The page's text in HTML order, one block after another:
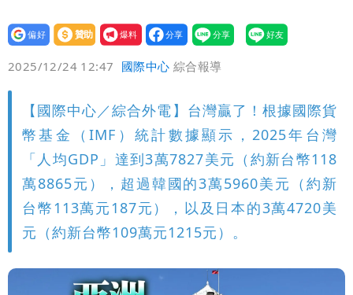
超Man
駐英台北代表處徵助理 薪資99K！工作
內容讓人看傻
白海豚明恐海警！全台大雨3天「這區下
到紫爆」
苦茶癌油｜威加2老闆交保！採購、中間
商羈押禁見
設為
贊助
我要
爆料
2025/12/24 12:47 國際中心 綜合報導
【國際中心／綜合外電】台灣贏了！根據國際貨
幣基金（IMF）統計數據顯示，2025年台灣
「人均GDP」達到3萬7827美元（約新台幣118
萬8865元），超過韓國的3萬5960美元（約新
台幣113萬元187元），以及日本的3萬4720美
元（約新台幣109萬元1215元）。